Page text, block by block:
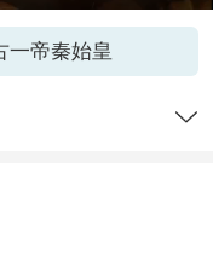
一帝秦始皇